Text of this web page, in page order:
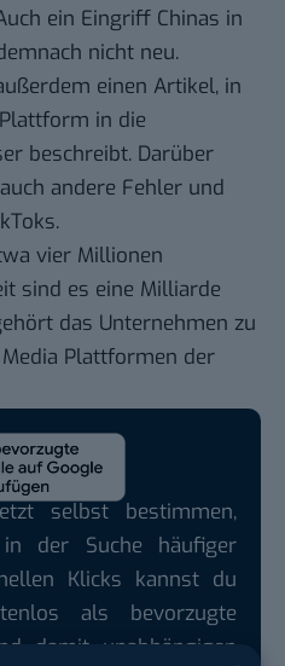
ein Eingriff Chinas in
nicht neu.
einen Artikel, in
in die
beschreibt. Darüber
andere Fehler und
vier Millionen
sind es eine Milliarde
das Unternehmen zu
Plattformen der
selbst bestimmen,
der Suche häufiger
Klicks kannst du
als bevorzugte
damit unabhängigen